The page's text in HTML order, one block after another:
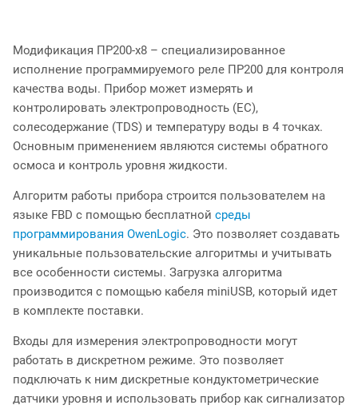
Модификация ПР200-х8 – специализированное
исполнение программируемого реле ПР200 для контроля
качества воды. Прибор может измерять и
контролировать электропроводность (EC),
солесодержание (TDS) и температуру воды в 4 точках.
Основным применением являются системы обратного
осмоса и контроль уровня жидкости.
Алгоритм работы прибора строится пользователем на
языке FBD с помощью бесплатной среды
программирования OwenLogic. Это позволяет создавать
уникальные пользовательские алгоритмы и учитывать
все особенности системы. Загрузка алгоритма
производится с помощью кабеля miniUSB, который идет
в комплекте поставки.
Входы для измерения электропроводности могут
работать в дискретном режиме. Это позволяет
подключать к ним дискретные кондуктометрические
датчики уровня и использовать прибор как сигнализатор